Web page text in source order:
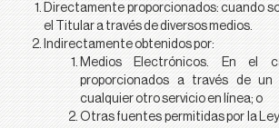
Directamente proporcionados: cuando
el Titular a través de diversos medios.
Indirectamente obtenidos por:
Medios Electrónicos. En el
proporcionados a través de
cualquier otro servicio en línea; o
Otras fuentes permitidas por la